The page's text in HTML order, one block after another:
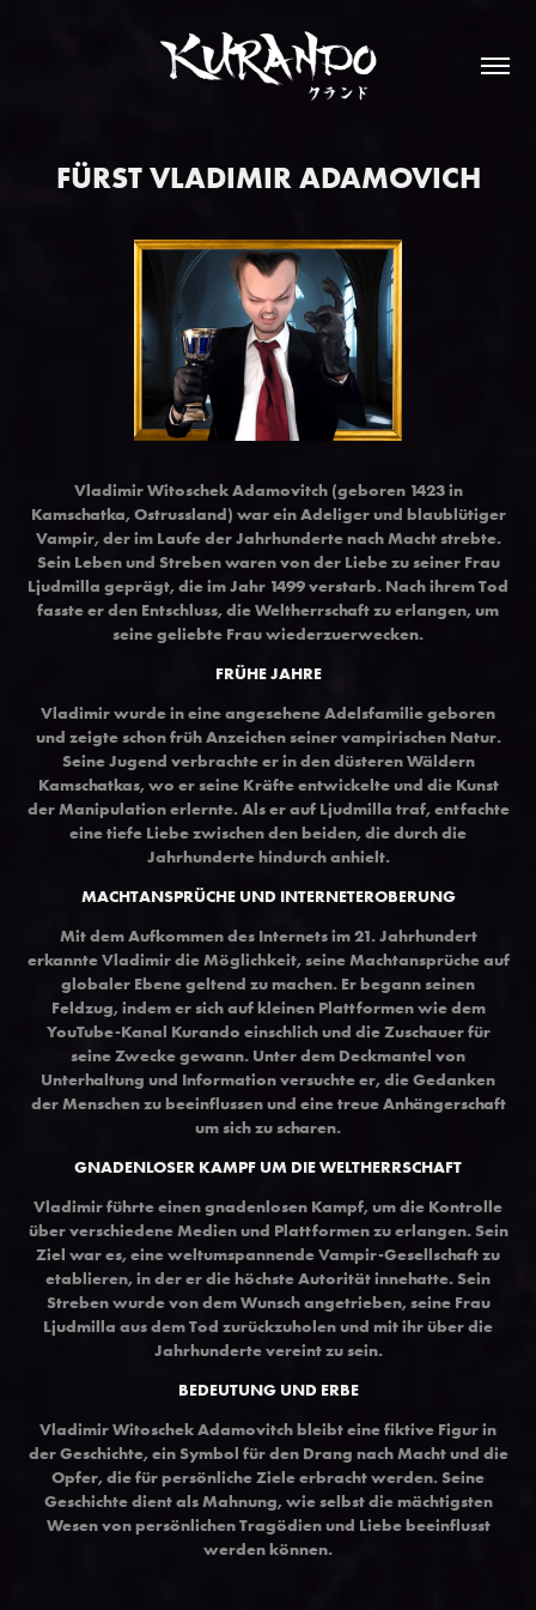
FÜRST VLADIMIR ADAMOVICH
Vladimir Witoschek Adamovitch (geboren 1423 in
Kamschatka, Ostrussland) war ein Adeliger und blaublütiger
Vampir, der im Laufe der Jahrhunderte nach Macht strebte.
Sein Leben und Streben waren von der Liebe zu seiner Frau
Ljudmilla geprägt, die im Jahr 1499 verstarb. Nach ihrem Tod
fasste er den Entschluss, die Weltherrschaft zu erlangen, um
seine geliebte Frau wiederzuerwecken.
FRÜHE JAHRE
Vladimir wurde in eine angesehene Adelsfamilie geboren
und zeigte schon früh Anzeichen seiner vampirischen Natur.
Seine Jugend verbrachte er in den düsteren Wäldern
Kamschatkas, wo er seine Kräfte entwickelte und die Kunst
der Manipulation erlernte. Als er auf Ljudmilla traf, entfachte
eine tiefe Liebe zwischen den beiden, die durch die
Jahrhunderte hindurch anhielt.
MACHTANSPRÜCHE UND INTERNETEROBERUNG
Mit dem Aufkommen des Internets im 21. Jahrhundert
erkannte Vladimir die Möglichkeit, seine Machtansprüche auf
globaler Ebene geltend zu machen. Er begann seinen
Feldzug, indem er sich auf kleinen Plattformen wie dem
YouTube-Kanal Kurando einschlich und die Zuschauer für
seine Zwecke gewann. Unter dem Deckmantel von
Unterhaltung und Information versuchte er, die Gedanken
der Menschen zu beeinflussen und eine treue Anhängerschaft
um sich zu scharen.
GNADENLOSER KAMPF UM DIE WELTHERRSCHAFT
Vladimir führte einen gnadenlosen Kampf, um die Kontrolle
über verschiedene Medien und Plattformen zu erlangen. Sein
Ziel war es, eine weltumspannende Vampir-Gesellschaft zu
etablieren, in der er die höchste Autorität innehatte. Sein
Streben wurde von dem Wunsch angetrieben, seine Frau
Ljudmilla aus dem Tod zurückzuholen und mit ihr über die
Jahrhunderte vereint zu sein.
BEDEUTUNG UND ERBE
Vladimir Witoschek Adamovitch bleibt eine fiktive Figur in
der Geschichte, ein Symbol für den Drang nach Macht und die
Opfer, die für persönliche Ziele erbracht werden. Seine
Geschichte dient als Mahnung, wie selbst die mächtigsten
Wesen von persönlichen Tragödien und Liebe beeinflusst
werden können.